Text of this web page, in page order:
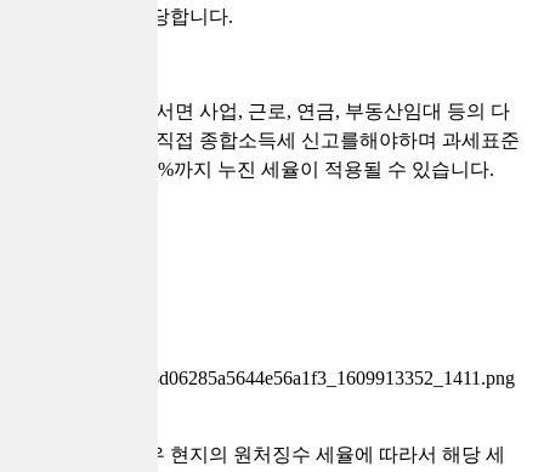
인 경우에만 해당합니다.
2천만원을 넘어서면 사업, 근로, 연금, 부동산임대 등의 다
른 소득과 합해 직접 종합소득세 신고를해야하며 과세표준
에 따라 6% ~ 42%까지 누진 세율이 적용될 수 있습니다.
의 경우 현지의 원처징수 세율에 따라서 해당 세